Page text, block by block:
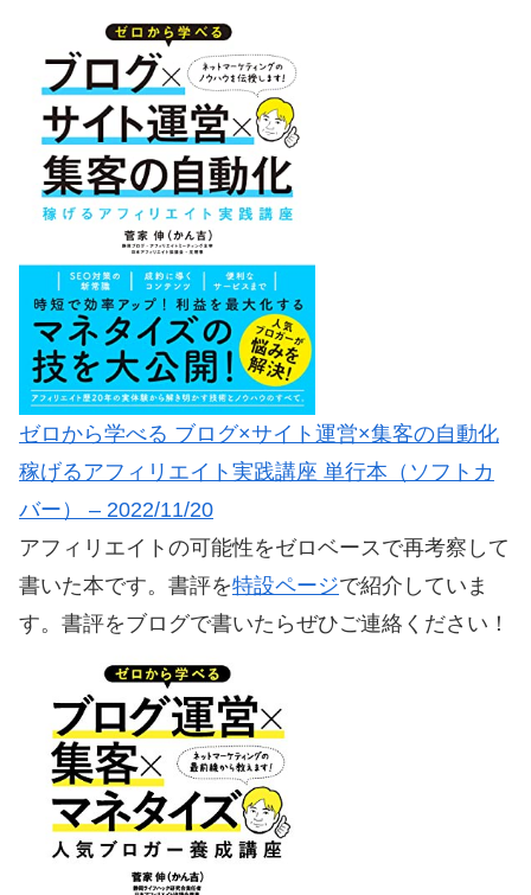
ゼロから学べる ブログ×サイト運営×集客の自動化
稼げるアフィリエイト実践講座 単行本（ソフトカ
バー） – 2022/11/20
アフィリエイトの可能性をゼロベースで再考察して
書いた本です。書評を特設ページで紹介していま
す。書評をブログで書いたらぜひご連絡ください！